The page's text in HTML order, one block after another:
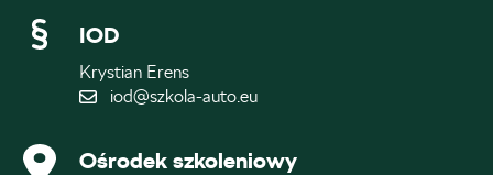
IOD
Krystian Erens
iod@szkola-auto.eu
Ośrodek szkoleniowy